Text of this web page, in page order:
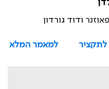
ודוד גורדון
לתקציר
למאמר המלא